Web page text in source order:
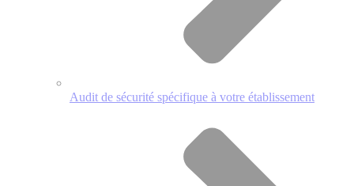
Audit de sécurité spécifique à votre établissement